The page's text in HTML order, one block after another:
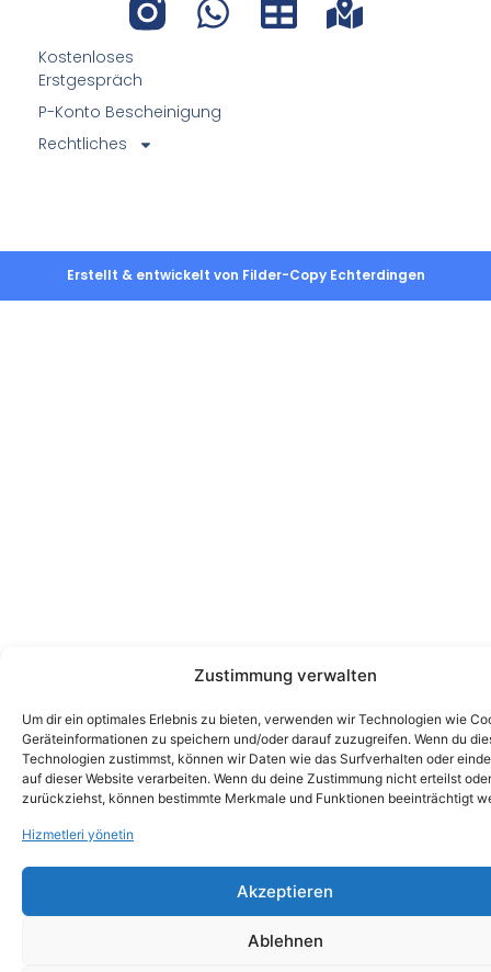
Zustimmung verwalten
Um dir ein optimales Erlebnis zu bieten, verwenden wir Technologien wie
Geräteinformationen zu speichern und/oder darauf zuzugreifen. Wenn du
Technologien zustimmst, können wir Daten wie das Surfverhalten oder
auf dieser Website verarbeiten. Wenn du deine Zustimmung nicht erteilst oder
zurückziehst, können bestimmte Merkmale und Funktionen beeinträchtigt
Hizmetleri yönetin
Akzeptieren
Ablehnen
Kostenloses
Erstgespräch
P-Konto Bescheinigung
Rechtliches
Erstellt & entwickelt von Filder-Copy Echterdingen